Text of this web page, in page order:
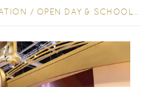
/ OPEN DAY & SCHOOL EVENTS